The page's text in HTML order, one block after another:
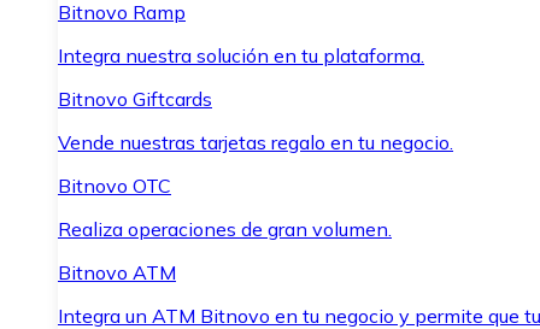
Bitnovo Ramp
Integra nuestra solución en tu plataforma.
Bitnovo Giftcards
Vende nuestras tarjetas regalo en tu negocio.
Bitnovo OTC
Realiza operaciones de gran volumen.
Bitnovo ATM
Integra un ATM Bitnovo en tu negocio y permite que